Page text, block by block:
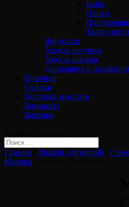
Бафы
Пилки
Терки для
Жидкости
Уход за ногтями
Уход за ногами
Депиляция и
Новинки
Скидки
Доставка и оплата
Контакты
Корзина
Главная Дизайн для ногтей
Малина